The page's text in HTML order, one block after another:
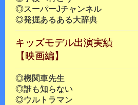
◎スーパーJチャンネル
◎発掘あるある大辞典
キッズモデル出演実績
【映画編】
◎機関車先生
◎誰も知らない
◎ウルトラマン